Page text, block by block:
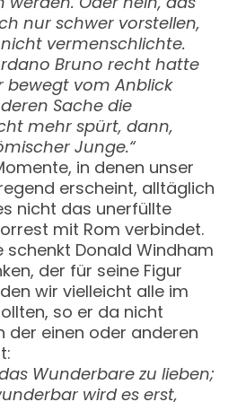
nur schwer vorstellen,
vermenschlichte.
Bruno recht hatte
bewegt vom Anblick
Sache die
mehr spürt, dann,
Junge.“
in denen unser
erscheint, alltäglich
nicht das unerfüllte
mit Rom verbindet.
schenkt Donald Windham
der für seine Figur
wir vielleicht alle im
so er da nicht
der einen oder anderen
Wunderbare zu lieben;
wird es erst,